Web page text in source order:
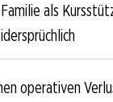
als
operativen